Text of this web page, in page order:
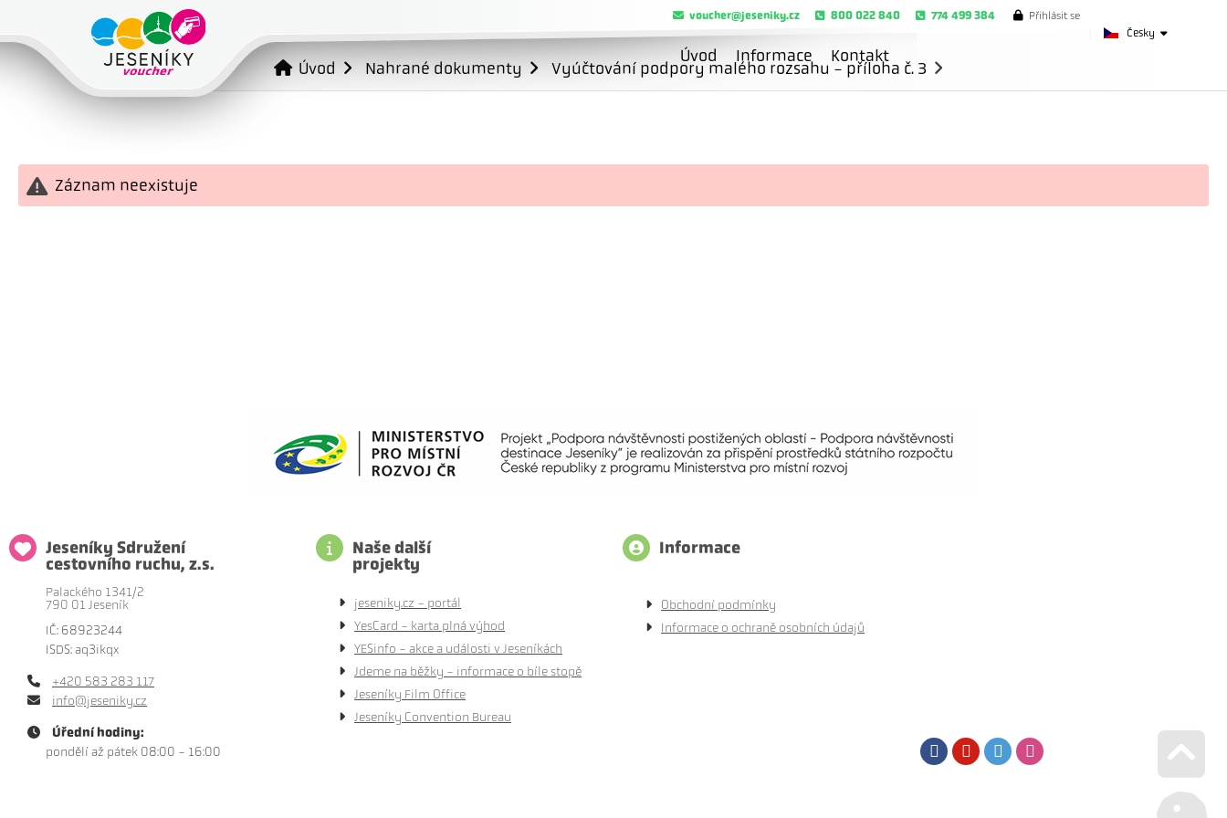
Česky
voucher@jeseniky.cz 800 022 840 774 499 384 Přihlásit se
Úvod Informace Kontakt
Úvod Nahrané dokumenty Vyúčtování podpory malého rozsahu - příloha č. 3
Záznam neexistuje
Jeseníky Sdružení
cestovního ruchu, z.s.
Palackého 1341/2
790 01 Jeseník
IČ: 68923244
ISDS: aq3ikqx
+420 583 283 117
info@jeseniky.cz
Úřední hodiny:
pondělí až pátek 08:00 - 16:00
Naše další
projekty
jeseniky.cz - portál
YesCard - karta plná výhod
YESinfo - akce a události v Jeseníkách
Jdeme na běžky - informace o bíle stopě
Jeseníky Film Office
Jeseníky Convention Bureau
Informace
Obchodní podmínky
Informace o ochraně osobních údajů
FacebookYoutubeTwitter
Go